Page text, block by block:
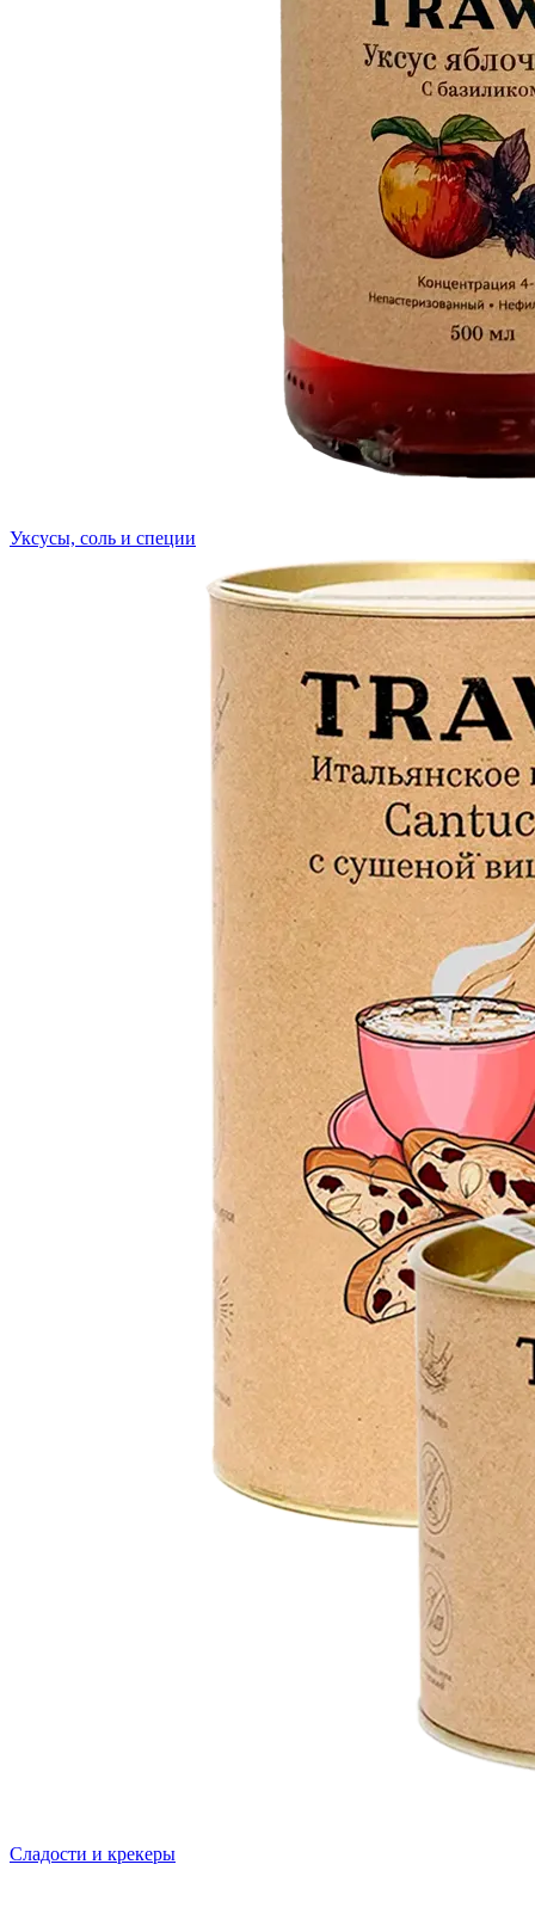
Уксусы, соль и специи
Сладости и крекеры